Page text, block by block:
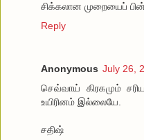
சிக்கலான முறையைப்
Reply
Anonymous July 26,
செவ்வாய் கிரகமும்
உயிரினம் இல்லையே.
சதிஷ்